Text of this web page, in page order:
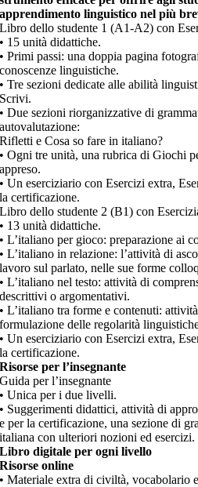
apprendimento linguistico nel più
Libro dello studente 1 (A1-A2) con
• 15 unità didattiche.
• Primi passi: una doppia pagina
conoscenze linguistiche.
• Tre sezioni dedicate alle abilità
Scrivi.
• Due sezioni riorganizzative di
autovalutazione:
Rifletti e Cosa so fare in italiano?
• Ogni tre unità, una rubrica di Giochi
appreso.
• Un eserciziario con Esercizi extra,
la certificazione.
Libro dello studente 2 (B1) con
• 13 unità didattiche.
• L’italiano per gioco: preparazione ai
• L’italiano in relazione: l’attività di
lavoro sul parlato, nelle sue forme
• L’italiano nel testo: attività di
descrittivi o argomentativi.
• L’italiano tra forme e contenuti:
formulazione delle regolarità
• Un eserciziario con Esercizi extra,
la certificazione.
Risorse per l’insegnante
Guida per l’insegnante
• Unica per i due livelli.
• Suggerimenti didattici, attività di
e per la certificazione, una sezione di
italiana con ulteriori nozioni ed esercizi.
Libro digitale per ogni livello
Risorse online
• Materiale extra di civiltà, vocabolario